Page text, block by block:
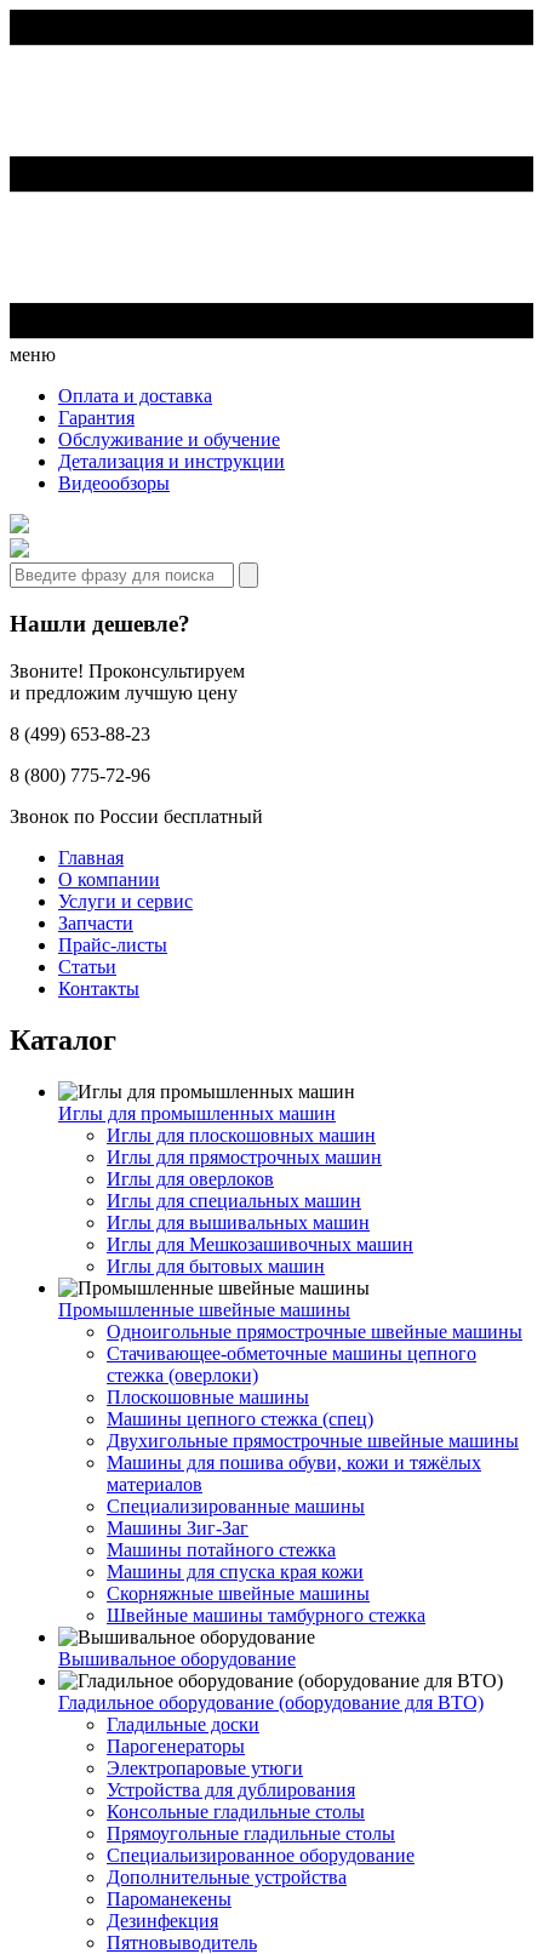
меню
Оплата и доставка
Гарантия
Обслуживание и обучение
Детализация и инструкции
Видеообзоры
Нашли дешевле?
Звоните! Проконсультируем
и предложим лучшую цену
8 (499) 653-88-23
8 (800) 775-72-96
Звонок по России бесплатный
Главная
О компании
Услуги и сервис
Запчасти
Прайс-листы
Статьи
Контакты
Каталог
Иглы для промышленных машин
Иглы для плоскошовных машин
Иглы для прямострочных машин
Иглы для оверлоков
Иглы для специальных машин
Иглы для вышивальных машин
Иглы для Мешкозашивочных машин
Иглы для бытовых машин
Промышленные швейные машины
Одноигольные прямострочные швейные машины
Стачивающее-обметочные машины цепного
стежка (оверлоки)
Плоскошовные машины
Машины цепного стежка (спец)
Двухигольные прямострочные швейные машины
Машины для пошива обуви, кожи и тяжёлых
материалов
Специализированные машины
Машины Зиг-Заг
Машины потайного стежка
Машины для спуска края кожи
Скорняжные швейные машины
Швейные машины тамбурного стежка
Вышивальное оборудование
Гладильное оборудование (оборудование для ВТО)
Гладильные доски
Парогенераторы
Электропаровые утюги
Устройства для дублирования
Консольные гладильные столы
Прямоугольные гладильные столы
Специальизированное оборудование
Дополнительные устройства
Пароманекены
Дезинфекция
Пятновыводитель